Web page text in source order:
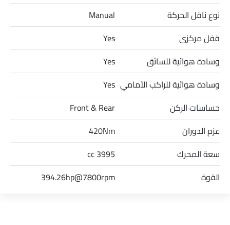
نوع ناقل الحركة
Manual
قفل مركزي
Yes
وسادة هوائية للسائق
Yes
وسادة هوائية للراكب الأمامي Yes
حساسات الركن
Front & Rear
عزم الدوران
420Nm
سعة المحرك
3995 cc
القوة
394.26hp@7800rpm